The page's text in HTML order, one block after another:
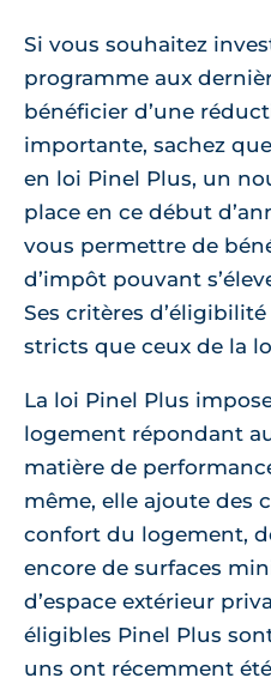
Si vous souhaitez
programme aux
bénéficier d’une
importante, sachez
en loi Pinel Plus, un
place en ce début
vous permettre de
d’impôt pouvant
Ses critères
stricts que ceux de la
La loi Pinel Plus
logement répondant
matière de
même, elle ajoute des
confort du logement,
encore de surfaces
d’espace extérieur
éligibles Pinel Plus
uns ont récemment